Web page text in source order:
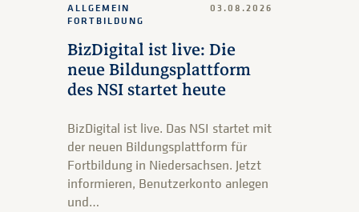
BizDigital ist live: Die
neue Bildungsplattform
des NSI startet heute
ALLGEMEIN
FORTBILDUNG
03.08.2026
BizDigital ist live. Das NSI startet mit
der neuen Bildungsplattform für
Fortbildung in Niedersachsen. Jetzt
informieren, Benutzerkonto anlegen
und…